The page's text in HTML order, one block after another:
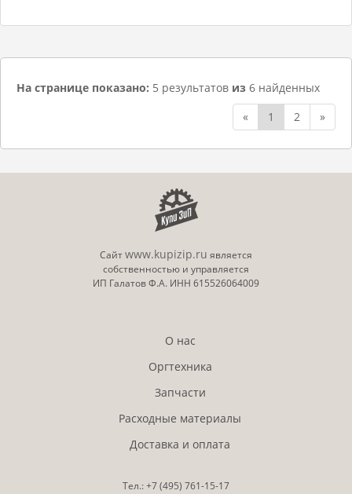
На странице показано: 5 результатов из 6 найденных
«
1 2 »
Сайтwww.kupizip.ru является
собственностью и управляется
ИП Галатов Ф.А. ИНН 615526064009
О нас
Оргтехника
Запчасти
Расходные материалы
Доставка и оплата
Тел.:+7 (495) 761-15-17